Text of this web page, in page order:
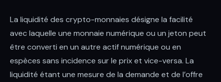
La liquidité des crypto-monnaies désigne la facilité
avec laquelle une monnaie numérique ou un jeton peut
être converti en un autre actif numérique ou en
espèces sans incidence sur le prix et vice-versa. La
liquidité étant une mesure de la demande et de l’offre